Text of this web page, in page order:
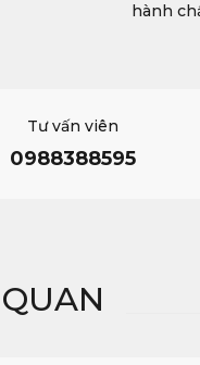
hành
Tư vấn viên
0988388595